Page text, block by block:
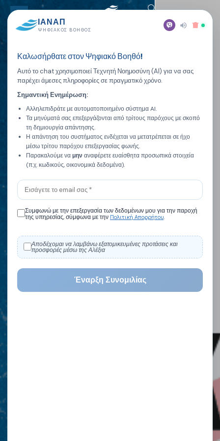
ΙΑΝΑΠ
ΨΗΦΙΑΚΌΣ ΒΟΗΘΌΣ
Καλωσήρθατε στον Ψηφιακό Βοηθό!
Αυτό το chat χρησιμοποιεί Τεχνητή Νοημοσύνη (AI) για να σας
παρέχει άμεσες πληροφορίες σε πραγματικό χρόνο.
Σημαντική Ενημέρωση:
Αλληλεπιδράτε με αυτοματοποιημένο σύστημα AI.
Τα μηνύματά σας επεξεργάζονται από τρίτους παρόχους με σκοπό
τη δημιουργία απάντησης.
Η απάντηση του συστήματος ενδέχεται να μετατρέπεται σε ήχο
μέσω τρίτου παρόχου επεξεργασίας φωνής.
Παρακαλούμε ναμην αναφέρετε ευαίσθητα προσωπικά στοιχεία
(π.χ. κωδικούς, οικονομικά δεδομένα).
Συμφωνώ με την επεξεργασία των δεδομένων μου για την παροχή
της υπηρεσίας, σύμφωνα με την Πολιτική Απορρήτου.
Αποδέχομαι να λαμβάνω εξατομικευμένες προτάσεις και
προσφορές μέσω της Αλέξια
Έναρξη Συνομιλίας